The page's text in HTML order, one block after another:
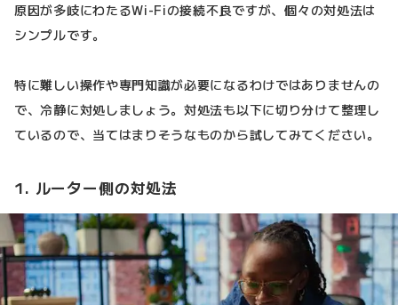
原因が多岐にわたるWi-Fiの接続不良ですが、個々の対処法は
シンプルです。
特に難しい操作や専門知識が必要になるわけではありませんの
で、冷静に対処しましょう。対処法も以下に切り分けて整理し
ているので、当てはまりそうなものから試してみてください。
1. ルーター側の対処法